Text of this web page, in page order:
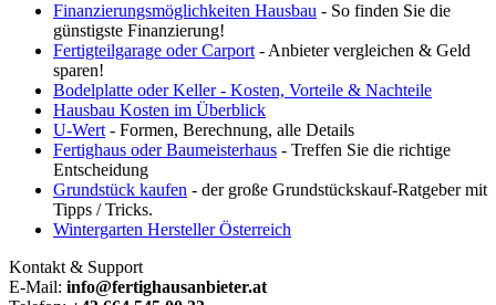
Finanzierungsmöglichkeiten Hausbau - So finden Sie die
günstigste Finanzierung!
Fertigteilgarage oder Carport - Anbieter vergleichen & Geld
sparen!
Bodelplatte oder Keller - Kosten, Vorteile & Nachteile
Hausbau Kosten im Überblick
U-Wert - Formen, Berechnung, alle Details
Fertighaus oder Baumeisterhaus - Treffen Sie die richtige
Entscheidung
Grundstück kaufen - der große Grundstückskauf-Ratgeber mit
Tipps / Tricks.
Wintergarten Hersteller Österreich
Kontakt & Support
E-Mail: info@fertighausanbieter.at